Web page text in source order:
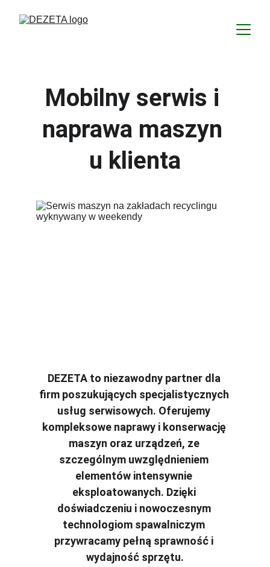
Mobilny serwis i
naprawa maszyn
u klienta
DEZETA to niezawodny partner dla
firm poszukujących specjalistycznych
usług serwisowych. Oferujemy
kompleksowe naprawy i konserwację
maszyn oraz urządzeń, ze
szczególnym uwzględnieniem
elementów intensywnie
eksploatowanych. Dzięki
doświadczeniu i nowoczesnym
technologiom spawalniczym
przywracamy pełną sprawność i
wydajność sprzętu.